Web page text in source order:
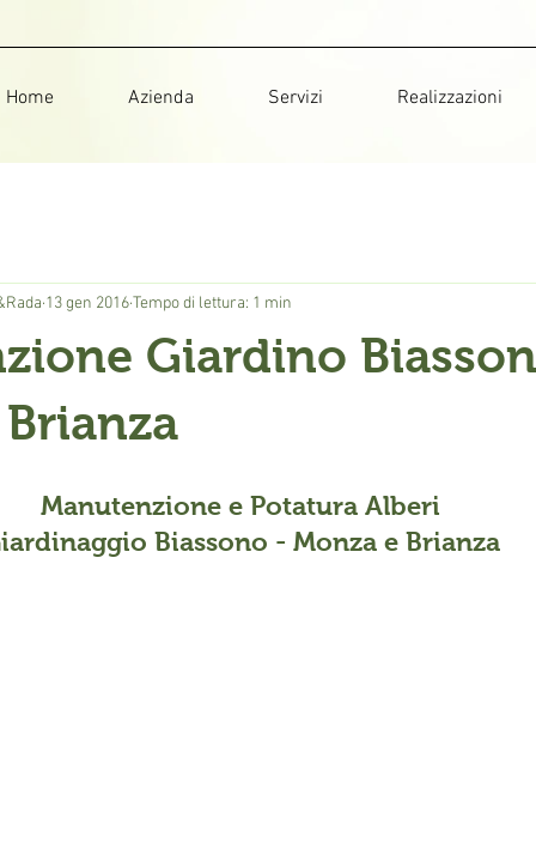
Home Azienda Servizi Realizzazioni
Giardino
13 gen 2016Tempo di lettura: 1 min
Manutenzione e Potatura Alberi
Biassono - Monza e Brianza